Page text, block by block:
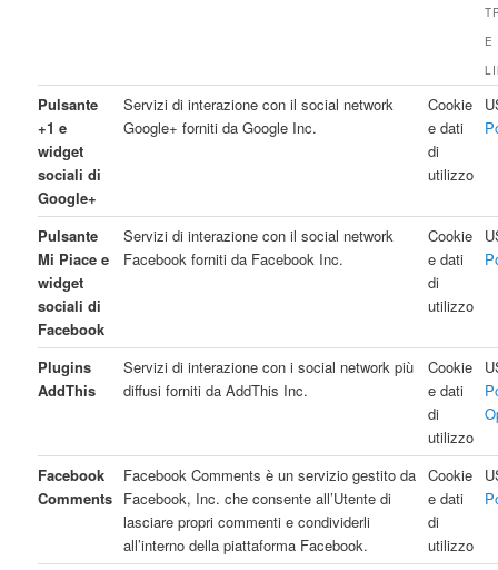
E
Pulsante
+1 e
widget
sociali di
Google+
Servizi di interazione con il social network
Google+ forniti da Google Inc.
Cookie
e dati
di
utilizzo
Pulsante
Mi Piace e
widget
sociali di
Facebook
Servizi di interazione con il social network
Facebook forniti da Facebook Inc.
Cookie
e dati
di
utilizzo
Plugins
AddThis
Servizi di interazione con i social network più
diffusi forniti da AddThis Inc.
Cookie
e dati
di
utilizzo
Facebook
Comments
Facebook Comments è un servizio gestito da
Facebook, Inc. che consente all’Utente di
lasciare propri commenti e condividerli
all’interno della piattaforma Facebook.
Cookie
e dati
di
utilizzo